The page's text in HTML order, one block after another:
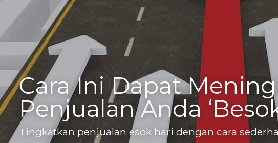
Cara Ini Dapat
Penjualan Anda
Tingkatkan penjualan esok hari dengan cara